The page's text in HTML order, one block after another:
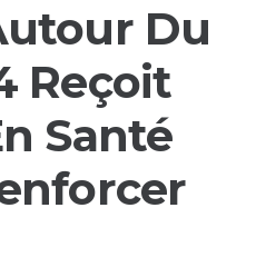
Du
Reçoit
Santé